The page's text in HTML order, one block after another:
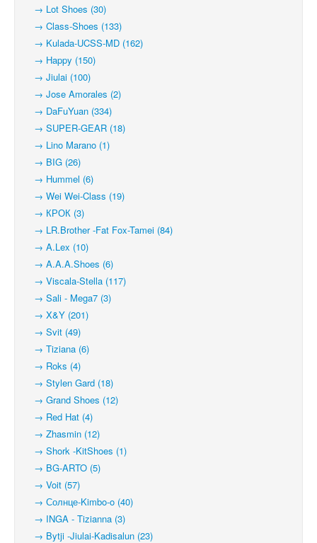
→ Lot Shoes (30)
→ Class-Shoes (133)
→ Kulada-UCSS-MD (162)
→ Happy (150)
→ Jiulai (100)
→ Jose Amorales (2)
→ DaFuYuan (334)
→ SUPER-GEAR (18)
→ Lino Marano (1)
→ BIG (26)
→ Hummel (6)
→ Wei Wei-Class (19)
→ КРОК (3)
→ LR.Brother -Fat Fox-Tamei (84)
→ A.Lex (10)
→ A.A.A.Shoes (6)
→ Viscala-Stella (117)
→ Sali - Mega7 (3)
→ X&Y (201)
→ Svit (49)
→ Tiziana (6)
→ Roks (4)
→ Stylen Gard (18)
→ Grand Shoes (12)
→ Red Hat (4)
→ Zhasmin (12)
→ Shork -KitShoes (1)
→ BG-ARTO (5)
→ Voit (57)
→ Солнце-Kimbo-o (40)
→ INGA - Tizianna (3)
→ Bytji -Jiulai-Kadisalun (23)